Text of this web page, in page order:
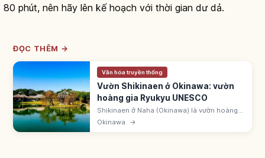
80 phút, nên hãy lên kế hoạch với thời gian dư dả.
ĐỌC THÊM →
Văn hóa truyền thống
Vườn Shikinaen ở Okinawa: vườn
hoàng gia Ryukyu UNESCO
Shikinaen ở Naha (Okinawa) là vườn hoàng
gia Ryukyu lập 1799. UNESCO 2000 'Gusuku
Okinawa →